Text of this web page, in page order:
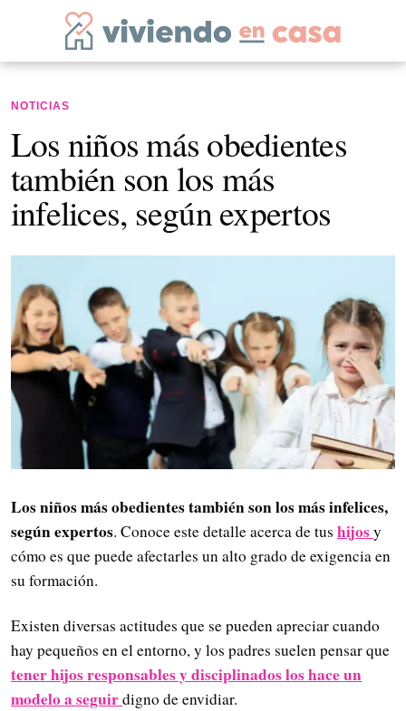
NOTICIAS
Los niños más obedientes
también son los más
infelices, según expertos
Los niños más obedientes también son los más infelices,
según expertos. Conoce este detalle acerca de tus hijosy
cómo es que puede afectarles un alto grado de exigencia en
su formación.
Existen diversas actitudes que se pueden apreciar cuando
hay pequeños en el entorno, y los padres suelen pensar que
tener hijos responsables y disciplinados los hace un
modelo a seguirdigno de envidiar.